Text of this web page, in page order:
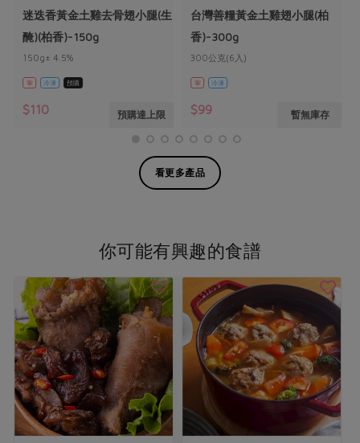
迷迭香黃金土雞去骨翅小腿(生
醃)(柏香)-150g
150g± 4.5%
葷 冷凍 預購
$110 預購達上限
台灣善糧黃金土雞翅小腿(柏
香)-300g
300公克(6入)
葷 冷凍
$99 暫無庫存
看更多產品
你可能有興趣的食譜